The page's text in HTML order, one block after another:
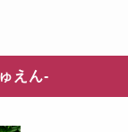
えん‐